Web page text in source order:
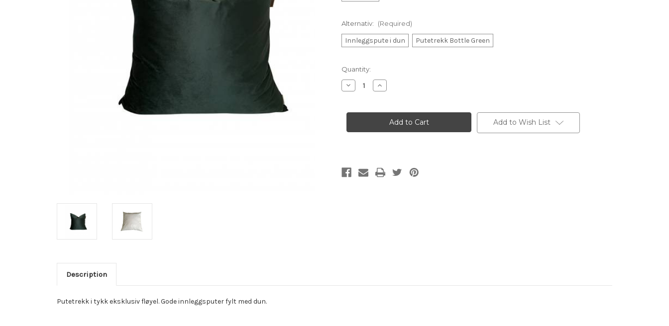
Alternativ: (Required)
Innleggspute i dun Putetrekk Bottle Green
Current
Stock:
Quantity:
Decrease
Quantity
Moi
Increase
Quantity
Moi
Puter Add to Wish List
Description
Putetrekk i tykk eksklusiv fløyel. Gode innleggsputer fylt med dun.